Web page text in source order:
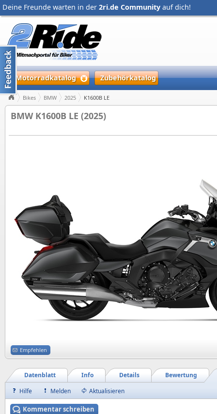
Deine Freunde warten in der 2ri.de Community auf dich!
Motorradkatalog Zubehörkatalog
Bikes BMW 2025 K1600B LE
BMW K1600B LE (2025)
Empfehlen
Bewertung
Details
Info
Datenblatt
Hilfe
Melden Aktualisieren
Kommentar schreiben